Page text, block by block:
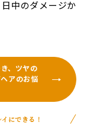
中のダメージか
、ツヤの
アのお悩
にできる！